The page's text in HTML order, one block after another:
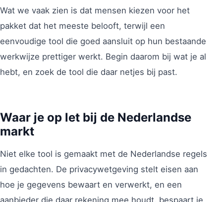
Wat we vaak zien is dat mensen kiezen voor het
pakket dat het meeste belooft, terwijl een
eenvoudige tool die goed aansluit op hun bestaande
werkwijze prettiger werkt. Begin daarom bij wat je al
hebt, en zoek de tool die daar netjes bij past.
Waar je op let bij de Nederlandse
markt
Niet elke tool is gemaakt met de Nederlandse regels
in gedachten. De privacywetgeving stelt eisen aan
hoe je gegevens bewaart en verwerkt, en een